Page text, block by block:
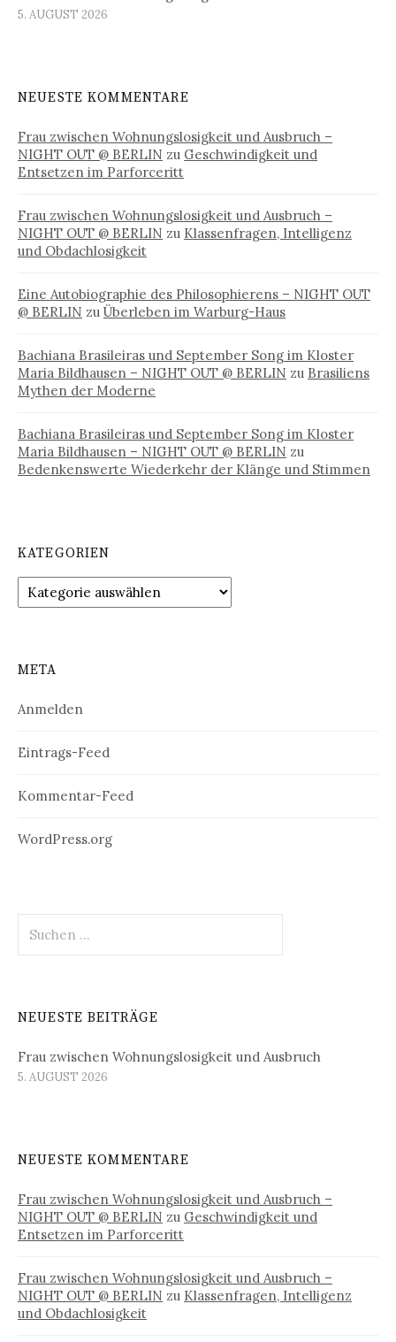
5. AUGUST 2026
NEUESTE KOMMENTARE
Frau zwischen Wohnungslosigkeit und Ausbruch –
NIGHT OUT @ BERLIN zu Geschwindigkeit und
Entsetzen im Parforceritt
Frau zwischen Wohnungslosigkeit und Ausbruch –
NIGHT OUT @ BERLIN zu Klassenfragen, Intelligenz
und Obdachlosigkeit
Eine Autobiographie des Philosophierens – NIGHT OUT
@ BERLIN zu Überleben im Warburg-Haus
Bachiana Brasileiras und September Song im Kloster
Maria Bildhausen – NIGHT OUT @ BERLIN zu Brasiliens
Mythen der Moderne
Bachiana Brasileiras und September Song im Kloster
Maria Bildhausen – NIGHT OUT @ BERLIN zu
Bedenkenswerte Wiederkehr der Klänge und Stimmen
KATEGORIEN
Kategorien
META
Anmelden
Eintrags-Feed
Kommentar-Feed
WordPress.org
nach:
NEUESTE BEITRÄGE
Frau zwischen Wohnungslosigkeit und Ausbruch
5. AUGUST 2026
NEUESTE KOMMENTARE
Frau zwischen Wohnungslosigkeit und Ausbruch –
NIGHT OUT @ BERLIN zu Geschwindigkeit und
Entsetzen im Parforceritt
Frau zwischen Wohnungslosigkeit und Ausbruch –
NIGHT OUT @ BERLIN zu Klassenfragen, Intelligenz
und Obdachlosigkeit